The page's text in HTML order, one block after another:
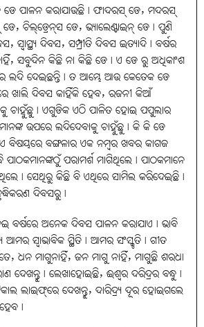
ପାଳନ କରାଯାଉଛି। ଫାଦରସ୍‌ ଡେ, ମଦରସ୍‌
ଚିଲ୍‌ଡ୍ରେନ୍‌ସ ଡେ, ଭ୍ୟାଲେଣ୍ଟାଇନ୍‌ ଡେ। ପୁଣି
ସ୍ବାସ୍ଥ୍ୟ ଦିବସ, ସମ୍ପ୍ରୀତି ଦିବସ ଇତ୍ୟାଦି। ବର୍ଷର
ସବୁଦିନ କିଛି ନା କିଛି ଡେ। ଏ ଡେ ରୁ ଅଧିକାଂଶ
ଲଦି ଦେଇଛନ୍ତି। ତ ଆମ୍ଭେ ଆଉ କେତେକ ଡେ
ଖାଲି ଦିବସ କାହିଁକି ହେବ, ରଜନୀ କିଆଁ
ଚାହୁଁଛୁ। ଏଗୁଡିକ ଏଠି ପାଳିତ ହୋଇ ପପୁଲାର
ଉପରେ ଲଦିଦେବାକୁ ଚାହୁଁଛୁ। କି କି ଡେ
ବିଷୟରେ ବଙ୍ଗଳାର ଏକ ନମ୍ବର ଖବର କାଗଜ
ପାଠକମାନଙ୍କଠୁଁ ପରାମର୍ଶ ମାଗିଥିଲେ। ପାଠକମାନେ
ସେଥିରୁ କିଛି ବି ଏଥିରେ ସାମିଲ କରିଦେଇଛି।
ଦିବସରୁ।
ବର୍ଷରେ ଅନେକ ଦିବସ ପାଳନ କରାଯାଏ। ଭାବି
ଆମର ସ୍ବାଭାବିକ ସ୍ଥିତି। ଆମର ସଂସ୍କୃତି। ଗୀତ
ଧନ ମାଗୁନାହିଁ, ଜନ ମାଗୁ ନାହିଁ, ମାଗୁଛି ଶରଧା
ଦେଖନ୍ତୁ। ଲେଖାହୋଇଛି, ଈଶ୍ବର ଦରିଦ୍ରର ବନ୍ଧୁ।
ଲାଇଫ୍‌ରେ ଦେଖନ୍ତୁ, ଦାରିଦ୍ର୍ୟ ଦୂର ହୋଇଗଲେ